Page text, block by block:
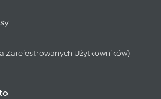
Zarejestrowanych Użytkowników)